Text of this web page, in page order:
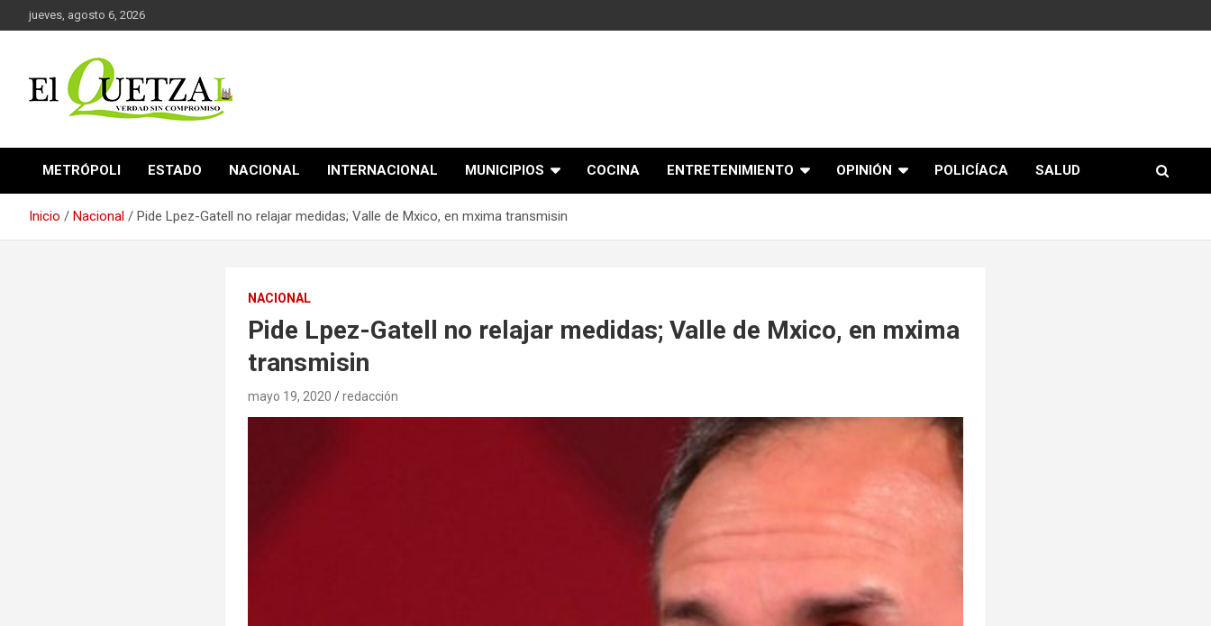
Saltar
al
jueves, agosto 6, 2026
El Quetzal de Cholula
METRÓPOLI ESTADO NACIONAL INTERNACIONAL MUNICIPIOS COCINA ENTRETENIMIENTO OPINIÓN POLICÍACA SALUD
Inicio Nacional Pide Lpez-Gatell no relajar medidas; Valle de Mxico, en mxima transmisin
NACIONAL
Pide Lpez-Gatell no relajar medidas; Valle de Mxico, en mxima
transmisin
mayo 19, 2020 redacción